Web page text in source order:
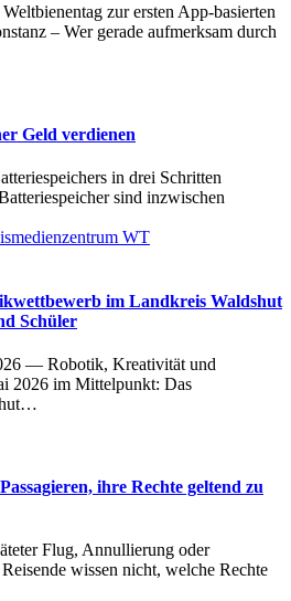
zur ersten App-basierten
– Wer gerade aufmerksam durch
Geld verdienen
in drei Schritten
sind inzwischen
im Landkreis Waldshut
Schüler
— Robotik, Kreativität und
2026 im Mittelpunkt: Das
ihre Rechte geltend zu
Flug, Annullierung oder
wissen nicht, welche Rechte